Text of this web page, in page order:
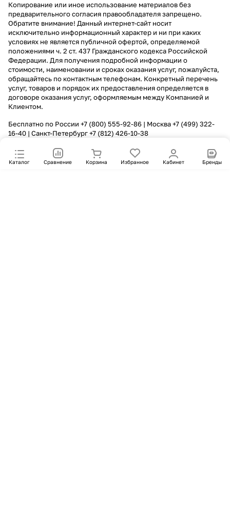
Каталог Сравнение Корзина Избранное Кабинет Бренды
Копирование или иное использование материалов без
предварительного согласия правообладателя запрещено.
Обратите внимание! Данный интернет-сайт носит
исключительно информационный характер и ни при каких
условиях не является публичной офертой, определяемой
положениями ч. 2 ст. 437 Гражданского кодекса Российской
Федерации. Для получения подробной информации о
стоимости, наименовании и сроках оказания услуг, пожалуйста,
обращайтесь по контактным телефонам. Конкретный перечень
услуг, товаров и порядок их предоставления определяется в
договоре оказания услуг, оформляемым между Компанией и
Клиентом.
Бесплатно по России +7 (800) 555-92-86 | Москва+7 (499) 322-
16-40 | Санкт-Петербург+7 (812) 426-10-38